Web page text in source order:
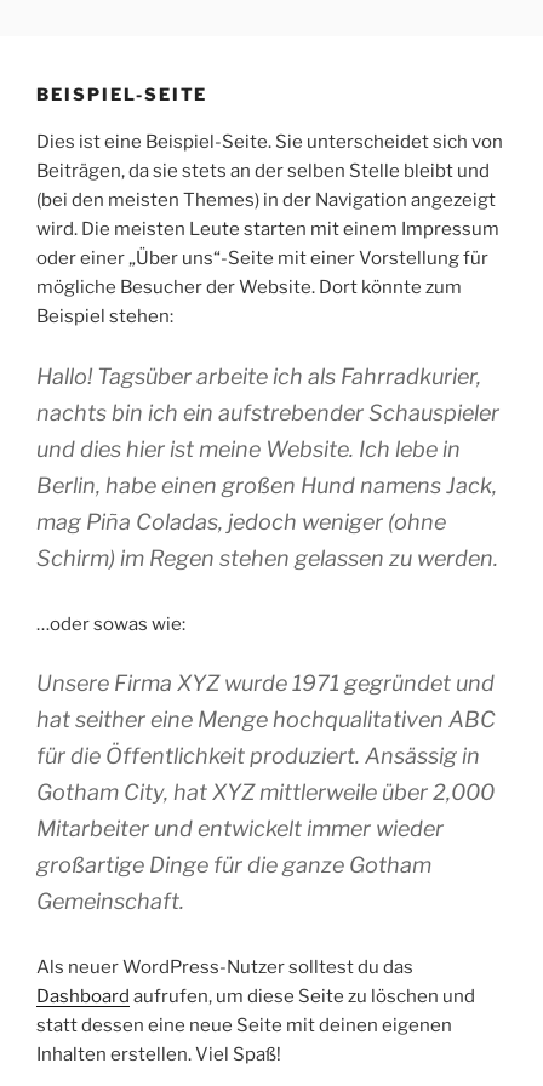
BEISPIEL-SEITE
Dies ist eine Beispiel-Seite. Sie unterscheidet sich von
Beiträgen, da sie stets an der selben Stelle bleibt und
(bei den meisten Themes) in der Navigation angezeigt
wird. Die meisten Leute starten mit einem Impressum
oder einer „Über uns“-Seite mit einer Vorstellung für
mögliche Besucher der Website. Dort könnte zum
Beispiel stehen:
Hallo! Tagsüber arbeite ich als Fahrradkurier,
nachts bin ich ein aufstrebender Schauspieler
und dies hier ist meine Website. Ich lebe in
Berlin, habe einen großen Hund namens Jack,
mag Piña Coladas, jedoch weniger (ohne
Schirm) im Regen stehen gelassen zu werden.
…oder sowas wie:
Unsere Firma XYZ wurde 1971 gegründet und
hat seither eine Menge hochqualitativen ABC
für die Öffentlichkeit produziert. Ansässig in
Gotham City, hat XYZ mittlerweile über 2,000
Mitarbeiter und entwickelt immer wieder
großartige Dinge für die ganze Gotham
Gemeinschaft.
Als neuer WordPress-Nutzer solltest du das
Dashboard aufrufen, um diese Seite zu löschen und
statt dessen eine neue Seite mit deinen eigenen
Inhalten erstellen. Viel Spaß!